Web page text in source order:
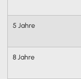
5 Jahre
8 Jahre